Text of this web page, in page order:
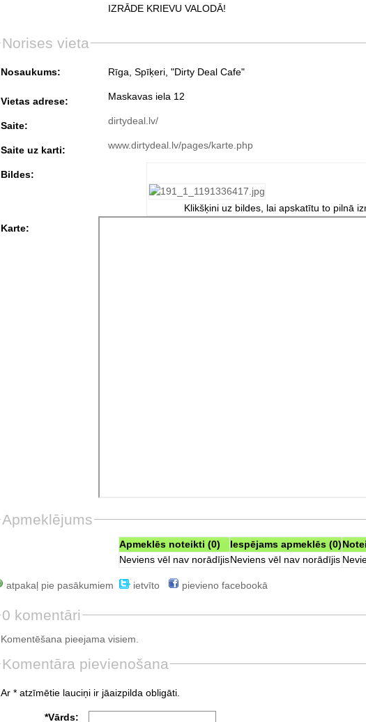
IZRĀDE KRIEVU VALODĀ!
Norises vieta
Nosaukums: Rīga, Spīķeri, "Dirty Deal Cafe"
Vietas adrese: Maskavas iela 12
Saite: dirtydeal.lv/
Saite uz karti: www.dirtydeal.lv/pages/karte.php
Bildes:
Klikšķini uz bildes, lai apskatītu to pilnā
Karte:
Apmeklējums
Apmeklēs noteikti (0) Iespējams apmeklēs (0)
Neviens vēl nav norādījisNeviens vēl nav norādījis
atpakaļ pie pasākumiem ietvīto pievieno facebookā
0 komentāri
Komentēšana pieejama visiem.
Komentāra pievienošana
Ar * atzīmētie lauciņi ir jāaizpilda obligāti.
*Vārds: